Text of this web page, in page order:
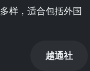
样，适合包括外国
越通社